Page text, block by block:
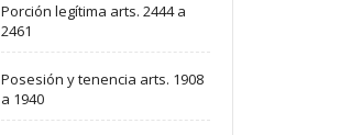
Porción legítima arts. 2444 a
2461
Posesión y tenencia arts. 1908
a 1940